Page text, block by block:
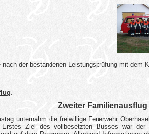
nach der bestandenen Leistungsprüfung mit dem
Zweiter
unternahm die freiwillige Feuerwehr
Erstes Ziel des vollbesetzten Busses war